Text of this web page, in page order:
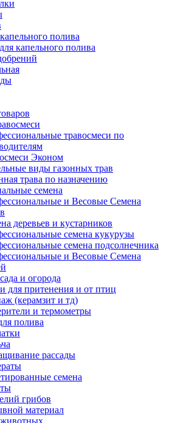
полива
капельного полива
травосмеси по
Эконом
виды газонных трав
трава по назначению
семена
и Весовые Семена
деревьев и кустарников
семена кукурузы
семена подсолнечника
и Весовые Семена
и огорода
для притенения и от птиц
(керамзит и тд)
и термометры
полива
рассады
семена
грибов
материал